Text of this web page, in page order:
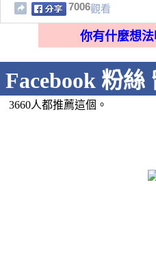
7006觀看
你有什麼想
Facebook 粉絲
3660人都推薦這個。